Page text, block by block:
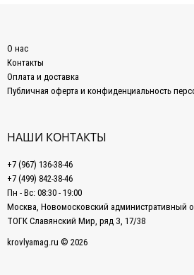
О нас
Контакты
Оплата и доставка
Публичная оферта и конфиденциальность
НАШИ КОНТАКТЫ
+7 (967) 136-38-46
+7 (499) 842-38-46
Пн - Вс: 08:30 - 19:00
Москва, Новомосковский административный
ТОГК Славянский Мир, ряд З, 17/38
krovlyamag.ru © 2026